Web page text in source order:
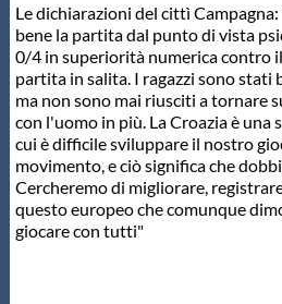
Le dichiarazioni del cittì
bene la partita dal punto di vista
0/4 in superiorità numerica contro
partita in salita. I ragazzi sono stati
ma non sono mai riusciti a tornare
con l'uomo in più. La Croazia è una
cui è difficile sviluppare il nostro
movimento, e ciò significa che
Cercheremo di migliorare,
questo europeo che comunque
giocare con tutti"